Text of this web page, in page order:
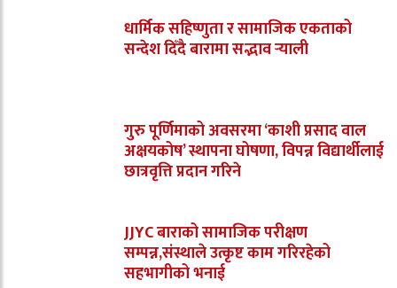
धार्मिक सहिष्णुता र सामाजिक एकताको
सन्देश दिँदै बारामा सद्भाव र्‍याली
गुरु पूर्णिमाको अवसरमा ‘काशी प्रसाद वाल
अक्षयकोष’ स्थापना घोषणा, विपन्न विद्यार्थीलाई
छात्रवृत्ति प्रदान गरिने
JJYC बाराको सामाजिक परीक्षण
सम्पन्न,संस्थाले उत्कृष्ट काम गरिरहेको
सहभागीको भनाई